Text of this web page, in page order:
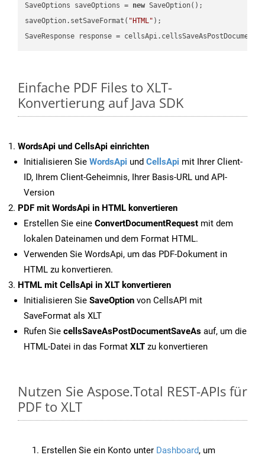
SaveOptions saveOptions = new SaveOption();
saveOption.setSaveFormat( "HTML" );
SaveResponse response =
Einfache PDF Files to XLT-
Konvertierung auf Java SDK
WordsApi und CellsApi einrichten
Initialisieren Sie WordsApi und CellsApi mit Ihrer Client-
ID, Ihrem Client-Geheimnis, Ihrer Basis-URL und API-
Version
PDF mit WordsApi in HTML konvertieren
Erstellen Sie eine ConvertDocumentRequest mit dem
lokalen Dateinamen und dem Format HTML.
Verwenden Sie WordsApi, um das PDF-Dokument in
HTML zu konvertieren.
HTML mit CellsApi in XLT konvertieren
Initialisieren Sie SaveOption von CellsAPI mit
SaveFormat als XLT
Rufen Sie cellsSaveAsPostDocumentSaveAs auf, um die
HTML-Datei in das Format XLT zu konvertieren
Nutzen Sie Aspose.Total REST-APIs für
PDF to XLT
Erstellen Sie ein Konto unter Dashboard, um